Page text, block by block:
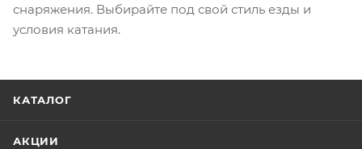
снаряжения. Выбирайте под свой стиль езды и
условия катания.
КАТАЛОГ
АКЦИИ